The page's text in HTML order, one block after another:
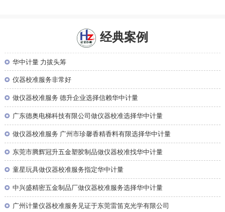
经典案例
◎ 华中计量 力拔头筹
◎ 仪器校准服务非常好
◎ 做仪器校准服务 德升企业选择信赖华中计量
◎ 广东德奥电梯科技有限公司做仪器校准选择华中计量
◎ 做仪器校准服务 广州市珍馨香精香料有限选择华中计量
◎ 东莞市腾辉冠升五金塑胶制品做仪器校准找华中计量
◎ 童星玩具做仪器校准服务指定华中计量
◎ 中兴盛精密五金制品厂做仪器校准服务选择华中计量
◎ 广州计量仪器校准服务见证于东莞雷笛克光学有限公司